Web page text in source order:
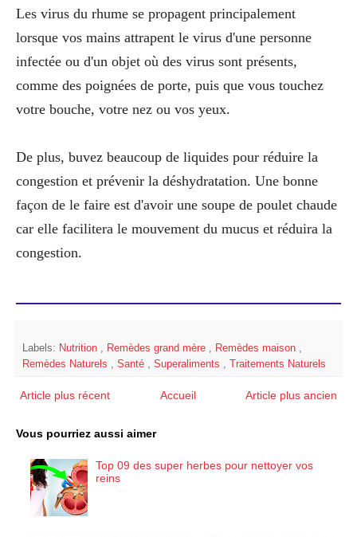
Les virus du rhume se propagent principalement
lorsque vos mains attrapent le virus d'une personne
infectée ou d'un objet où des virus sont présents,
comme des poignées de porte, puis que vous touchez
votre bouche, votre nez ou vos yeux.
De plus, buvez beaucoup de liquides pour réduire la
congestion et prévenir la déshydratation. Une bonne
façon de le faire est d'avoir une soupe de poulet chaude
car elle facilitera le mouvement du mucus et réduira la
congestion.
Labels: Nutrition , Remèdes grand mère , Remèdes maison ,
Remèdes Naturels , Santé , Superaliments , Traitements Naturels
Article plus récent Article plus ancien
Accueil
Vous pourriez aussi aimer
Top 09 des super herbes pour nettoyer vos
reins